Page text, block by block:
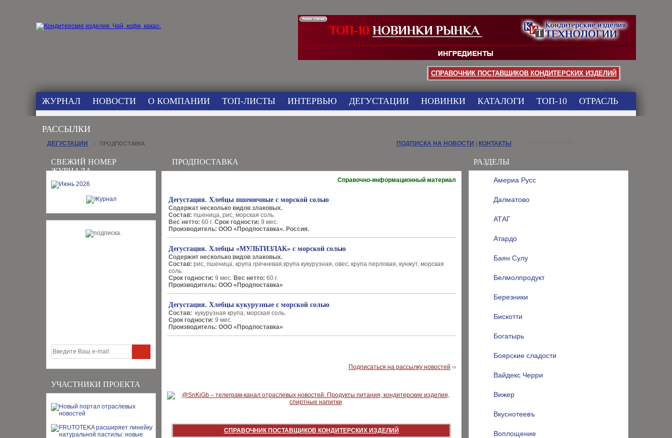
СПРАВОЧНИК ПОСТАВЩИКОВ КОНДИТЕРСКИХ ИЗДЕЛИЙ
ЖУРНАЛ НОВОСТИ О КОМПАНИИ ТОП-ЛИСТЫ ИНТЕРВЬЮ ДЕГУСТАЦИИ НОВИНКИ КАТАЛОГИ ТОП-10 ОТРАСЛЬ
РАССЫЛКИ
СВЕЖИЙ НОМЕР
ЖУРНАЛА
УЧАСТНИКИ ПРОЕКТА
РАЗДЕЛЫ
Америа Русс
Далматово
АТАГ
Атардо
Баян Сулу
Белмолпродукт
Березники
Бискотти
Богатырь
Боярские сладости
Вайдекс Черри
Вижер
Вкуснотеевъ
Воплощение
ДЕГУСТАЦИИ › ПРОДПОСТАВКА ПОДПИСКА НА НОВОСТИ КОНТАКТЫ
ПРОДПОСТАВКА
Справочно-информационный материал
Дегустация. Хлебцы пшеничные с морской солью
Содержат несколько видов злаковых.
Состав: пшеница, рис, морская соль.
Вес нетто: 60 г. Срок годности: 9 мес.
Производитель: ООО «Продпоставка». Россия.
Дегустация. Хлебцы «МУЛЬТИЗЛАК» с морской солью
Содержит несколько видов злаковых.
Состав: рис, пшеница, крупа гречневая,крупа кукурузная, овес, крупа перловая, кунжут, морская
соль.
Срок годности: 9 мес. Вес нетто: 60 г.
Производитель: ООО «Продпоставка»
Дегустация. Хлебцы кукурузные с морской солью
Состав: кукурузная крупа, морская соль.
Срок годности: 9 мес.
Производитель: ООО «Продпоставка»
Подписаться на рассылку новостей ››
СПРАВОЧНИК ПОСТАВЩИКОВ КОНДИТЕРСКИХ ИЗДЕЛИЙ